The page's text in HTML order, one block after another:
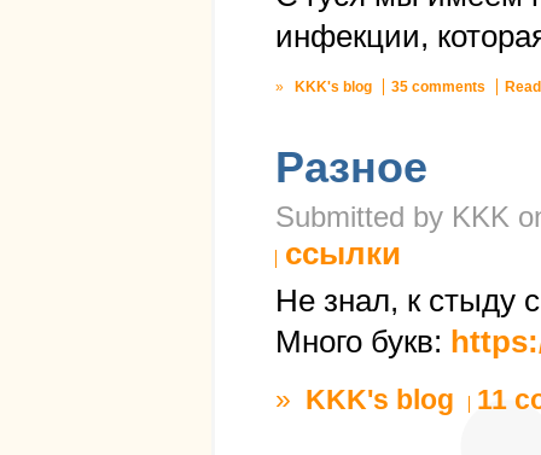
инфекции,
» KKK's blog 35 comments
Разное
Submitted by KKK
ссылки
Не знал, к стыду
Много букв:
» KKK's blog 11